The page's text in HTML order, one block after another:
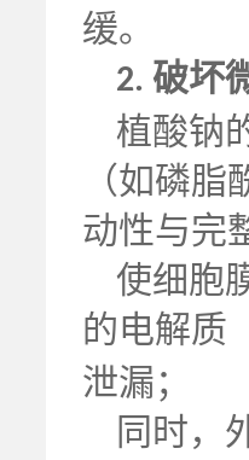
缓。
2. 破坏
植酸钠
（如磷
动性与完
使细胞
的电解质
泄漏；
同时，